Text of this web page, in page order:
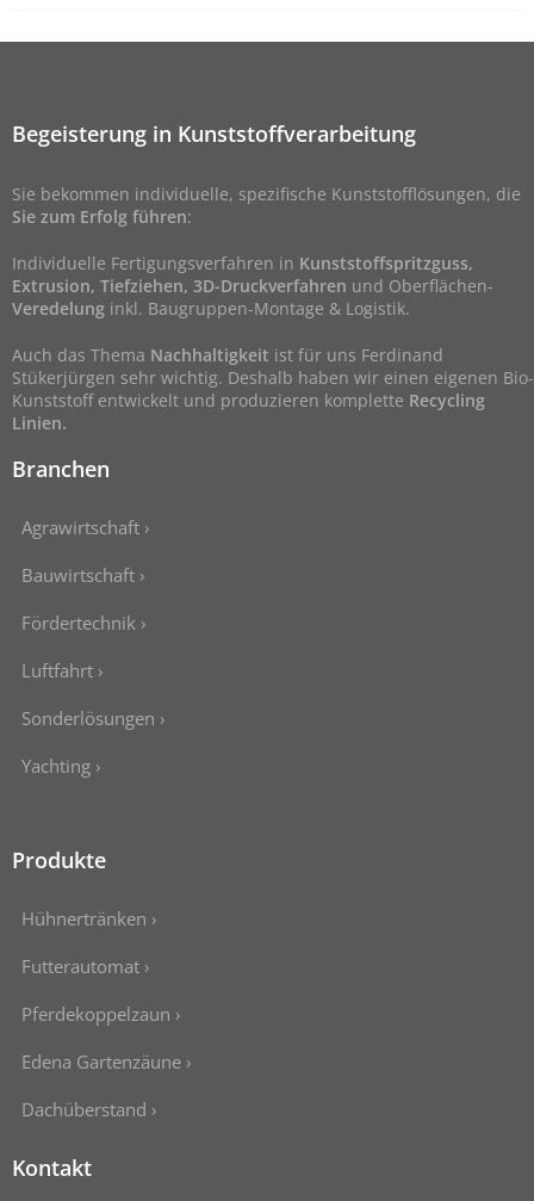
Begeisterung in Kunststoffverarbeitung
Sie bekommen individuelle, spezifische Kunststofflösungen, die
Sie zum Erfolg führen:
Individuelle Fertigungsverfahren in Kunststoffspritzguss,
Extrusion, Tiefziehen, 3D-Druckverfahren und Oberflächen-
Veredelung inkl. Baugruppen-Montage & Logistik.
Auch das Thema Nachhaltigkeit ist für uns Ferdinand
Stükerjürgen sehr wichtig. Deshalb haben wir einen eigenen Bio-
Kunststoff entwickelt und produzieren komplette Recycling
Linien.
Branchen
Agrawirtschaft ›
Bauwirtschaft ›
Fördertechnik ›
Luftfahrt ›
Sonderlösungen ›
Yachting ›
Produkte
Hühnertränken ›
Futterautomat ›
Pferdekoppelzaun ›
Edena Gartenzäune ›
Dachüberstand ›
Kontakt